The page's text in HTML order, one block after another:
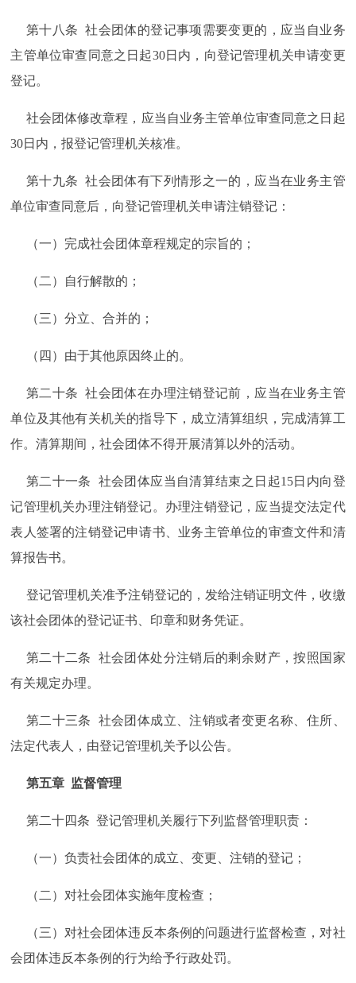
第十八条 社会团体的登记事项需要变更的，应当自业务
主管单位审查同意之日起30日内，向登记管理机关申请变更
登记。
社会团体修改章程，应当自业务主管单位审查同意之日起
30日内，报登记管理机关核准。
第十九条 社会团体有下列情形之一的，应当在业务主管
单位审查同意后，向登记管理机关申请注销登记：
（一）完成社会团体章程规定的宗旨的；
（二）自行解散的；
（三）分立、合并的；
（四）由于其他原因终止的。
第二十条 社会团体在办理注销登记前，应当在业务主管
单位及其他有关机关的指导下，成立清算组织，完成清算工
作。清算期间，社会团体不得开展清算以外的活动。
第二十一条 社会团体应当自清算结束之日起15日内向登
记管理机关办理注销登记。办理注销登记，应当提交法定代
表人签署的注销登记申请书、业务主管单位的审查文件和清
算报告书。
登记管理机关准予注销登记的，发给注销证明文件，收缴
该社会团体的登记证书、印章和财务凭证。
第二十二条 社会团体处分注销后的剩余财产，按照国家
有关规定办理。
第二十三条 社会团体成立、注销或者变更名称、住所、
法定代表人，由登记管理机关予以公告。
第五章 监督管理
第二十四条 登记管理机关履行下列监督管理职责：
（一）负责社会团体的成立、变更、注销的登记；
（二）对社会团体实施年度检查；
（三）对社会团体违反本条例的问题进行监督检查，对社
会团体违反本条例的行为给予行政处罚。